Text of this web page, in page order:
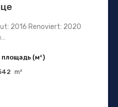
2016 Renoviert: 2020
(м²)
m²